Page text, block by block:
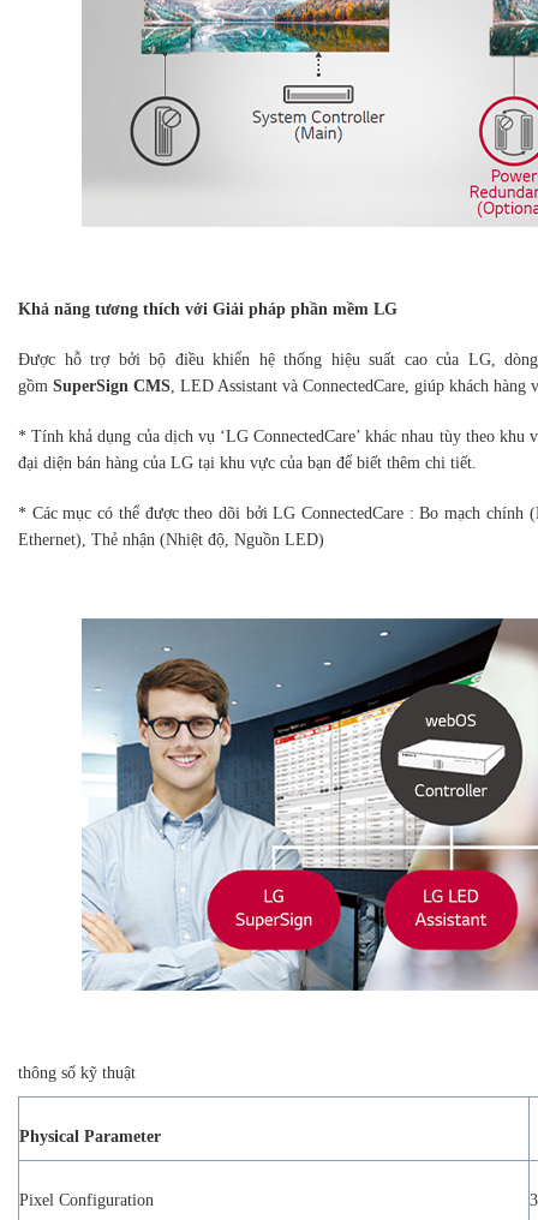
Khả năng tương thích với Giải pháp phần mềm LG
Được hỗ trợ bởi bộ điều khiển hệ thống hiệu suất cao của LG,
gồm SuperSign CMS , LED Assistant và ConnectedCare, giúp khách
* Tính khả dụng của dịch vụ ‘LG ConnectedCare’ khác nhau tùy theo
đại diện bán hàng của LG tại khu vực của bạn để biết thêm chi tiết.
* Các mục có thể được theo dõi bởi LG ConnectedCare : Bo mạch
Ethernet), Thẻ nhận (Nhiệt độ, Nguồn LED)
thông số kỹ thuật
Physical Parameter
Pixel Configuration